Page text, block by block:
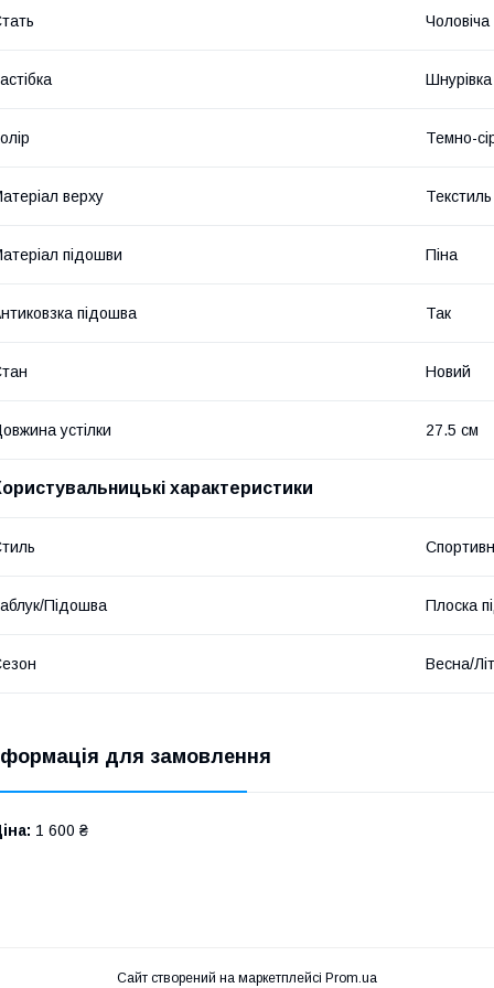
Чоловіча
Шнурівка
Темно-
верху Текстиль
підошви Піна
підошва Так
Новий
устілки 27.5 см
характеристики
Підошва Плоска
Весна/
для замовлення
1 600 ₴
Сайт створений на маркетплейсі Prom.ua